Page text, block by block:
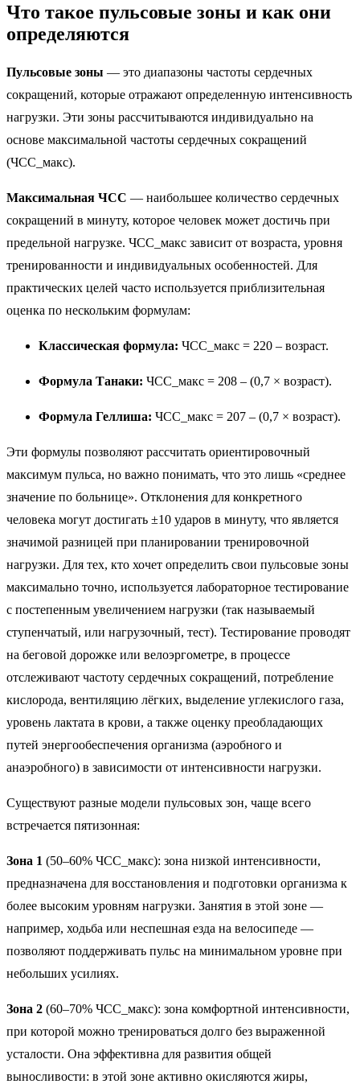
Что такое пульсовые зоны и как они
определяются
Пульсовые зоны — это диапазоны частоты сердечных
сокращений, которые отражают определенную интенсивность
нагрузки. Эти зоны рассчитываются индивидуально на
основе максимальной частоты сердечных сокращений
(ЧСС_макс).
Максимальная ЧСС — наибольшее количество сердечных
сокращений в минуту, которое человек может достичь при
предельной нагрузке. ЧСС_макс зависит от возраста, уровня
тренированности и индивидуальных особенностей. Для
практических целей часто используется приблизительная
оценка по нескольким формулам:
Классическая формула: ЧСС_макс = 220 – возраст.
Формула Танаки: ЧСС_макс = 208 – (0,7 × возраст).
Формула Геллиша: ЧСС_макс = 207 – (0,7 × возраст).
Эти формулы позволяют рассчитать ориентировочный
максимум пульса, но важно понимать, что это лишь «среднее
значение по больнице». Отклонения для конкретного
человека могут достигать ±10 ударов в минуту, что является
значимой разницей при планировании тренировочной
нагрузки. Для тех, кто хочет определить свои пульсовые зоны
максимально точно, используется лабораторное тестирование
с постепенным увеличением нагрузки (так называемый
ступенчатый, или нагрузочный, тест). Тестирование проводят
на беговой дорожке или велоэргометре, в процессе
отслеживают частоту сердечных сокращений, потребление
кислорода, вентиляцию лёгких, выделение углекислого газа,
уровень лактата в крови, а также оценку преобладающих
путей энергообеспечения организма (аэробного и
анаэробного) в зависимости от интенсивности нагрузки.
Существуют разные модели пульсовых зон, чаще всего
встречается пятизонная:
Зона 1 (50–60% ЧСС_макс): зона низкой интенсивности,
предназначена для восстановления и подготовки организма к
более высоким уровням нагрузки. Занятия в этой зоне —
например, ходьба или неспешная езда на велосипеде —
позволяют поддерживать пульс на минимальном уровне при
небольших усилиях.
Зона 2 (60–70% ЧСС_макс): зона комфортной интенсивности,
при которой можно тренироваться долго без выраженной
усталости. Она эффективна для развития общей
выносливости: в этой зоне активно окисляются жиры,